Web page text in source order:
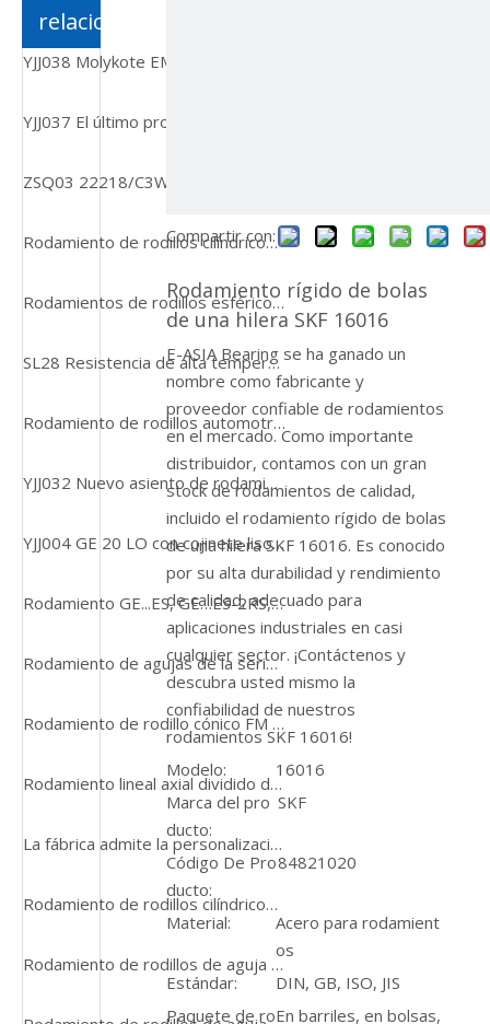
relacionados
Rodamiento de rodillos cilíndricos de alta calidad vendedor caliente ZSQ02 NJ309E
Rodamientos de rodillos esféricos 22213 Segunda serie con orificio cónico
SL28 Resistencia de alta temperatura Rodamiento de rodillo cónico ultra silencioso
Rodamiento de rodillos automotrices de acero cromado cónico
YJJ032 Nuevo asiento de rodamiento agrícola con sello FKL LSQFR309-2TB.HT
YJJ004 GE 20 LO con cojinete liso esférico de ranura de aceite
Rodamiento GE...ES, GE…ES-2RS, GEZ…ES, GEZ utilizado en la fábrica del molino
Rodamiento de agujas de la serie Krve del seguidor de leva del rodillo de pista SL20 Kr 30
Rodamiento de rodillo cónico FM 44143/44348 Uso de cojinete estándar Timkeen para piezas automáticas/piezas del motor
Rodamiento lineal axial dividido de plano de presión YJJ009
La fábrica admite la personalización de rodamientos de rodillos cónicos según dibujos o modelos
Rodamiento de rodillos cilíndricos rectos TMB NU202 de gran venta
Rodamiento de rodillos de aguja partido del acero inoxidable de la jaula de la manera K30X46X28 YJJ008 uno
Compartir con:
Rodamiento rígido de bolas
de una hilera SKF 16016
E-ASIA Bearing se ha ganado un
nombre como fabricante y
proveedor confiable de rodamientos
en el mercado. Como importante
distribuidor, contamos con un gran
stock de rodamientos de calidad,
incluido el rodamiento rígido de bolas
de una hilera SKF 16016. Es conocido
por su alta durabilidad y rendimiento
de calidad, adecuado para
aplicaciones industriales en casi
cualquier sector. ¡Contáctenos y
descubra usted mismo la
confiabilidad de nuestros
rodamientos SKF 16016!
Modelo:
16016
Marca del pro
ducto:
SKF
Código De Pro
ducto:
84821020
Material:
Acero para rodamient
os
Estándar:
DIN, GB, ISO, JIS
Paquete de roEn barriles, en bolsas,